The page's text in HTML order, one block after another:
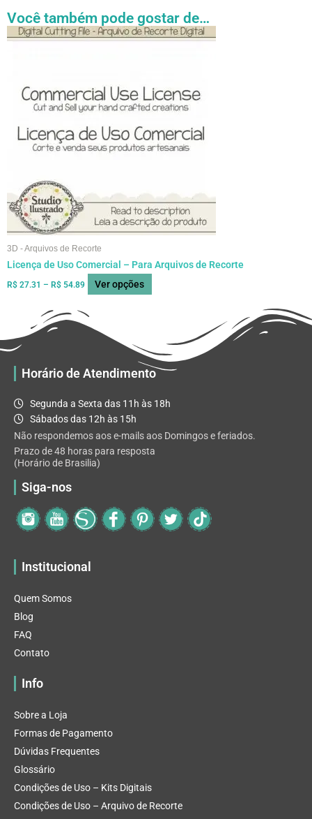
Você também pode gostar de…
3D - Arquivos de Recorte
Licença de Uso Comercial – Para Arquivos de Recorte
R$ 27.31 – R$ 54.89
Faixa
de
R$ 54.89
Ver opções
Este
variantes.
As
podem
ser
página
do
produto
Horário de Atendimento
Segunda a Sexta das 11h às 18h
Sábados das 12h às 15h
Não respondemos aos e-mails aos Domingos e feriados.
Prazo de 48 horas para resposta
(Horário de Brasilia)
Siga-nos
Institucional
Quem Somos
Blog
FAQ
Contato
Info
Sobre a Loja
Formas de Pagamento
Dúvidas Frequentes
Glossário
Condições de Uso – Kits Digitais
Condições de Uso – Arquivo de Recorte